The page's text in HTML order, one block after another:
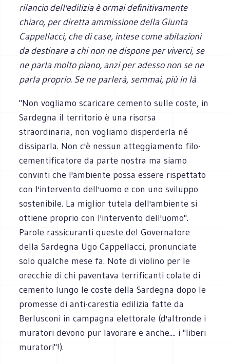
rilancio dell'edilizia è ormai definitivamente
chiaro, per diretta ammissione della Giunta
Cappellacci, che di case, intese come abitazioni
da destinare a chi non ne dispone per viverci, se
ne parla molto piano, anzi per adesso non se ne
parla proprio. Se ne parlerà, semmai, più in là
"Non vogliamo scaricare cemento sulle coste, in
Sardegna il territorio è una risorsa
straordinaria, non vogliamo disperderla né
dissiparla. Non c'è nessun atteggiamento filo-
cementificatore da parte nostra ma siamo
convinti che l'ambiente possa essere rispettato
con l'intervento dell'uomo e con uno sviluppo
sostenibile. La miglior tutela dell'ambiente si
ottiene proprio con l'intervento dell'uomo".
Parole rassicuranti queste del Governatore
della Sardegna Ugo Cappellacci, pronunciate
solo qualche mese fa. Note di violino per le
orecchie di chi paventava terrificanti colate di
cemento lungo le coste della Sardegna dopo le
promesse di anti-carestia edilizia fatte da
Berlusconi in campagna elettorale (d'altronde i
muratori devono pur lavorare e anche.... i "liberi
muratori"!).